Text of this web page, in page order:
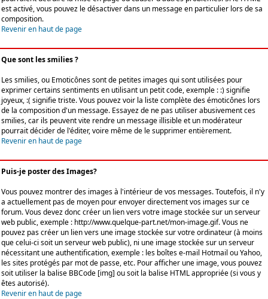
est activé, vous pouvez le désactiver dans un message en particulier lors de sa
composition.
Revenir en haut de page
Que sont les smilies ?
Les smilies, ou Emoticônes sont de petites images qui sont utilisées pour
exprimer certains sentiments en utilisant un petit code, exemple : :) signifie
joyeux, :( signifie triste. Vous pouvez voir la liste complète des émoticônes lors
de la composition d'un message. Essayez de ne pas utiliser abusivement ces
smilies, car ils peuvent vite rendre un message illisible et un modérateur
pourrait décider de l'éditer, voire même de le supprimer entièrement.
Revenir en haut de page
Puis-je poster des Images?
Vous pouvez montrer des images à l'intérieur de vos messages. Toutefois, il n'y
a actuellement pas de moyen pour envoyer directement vos images sur ce
forum. Vous devez donc créer un lien vers votre image stockée sur un serveur
web public, exemple : http://www.quelque-part.net/mon-image.gif. Vous ne
pouvez pas créer un lien vers une image stockée sur votre ordinateur (à moins
que celui-ci soit un serveur web public), ni une image stockée sur un serveur
nécessitant une authentification, exemple : les boîtes e-mail Hotmail ou Yahoo,
les sites protégés par mot de passe, etc. Pour afficher une image, vous pouvez
soit utiliser la balise BBCode [img] ou soit la balise HTML appropriée (si vous y
êtes autorisé).
Revenir en haut de page